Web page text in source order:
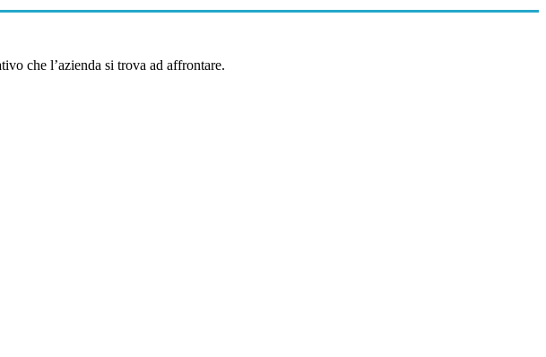
che l’azienda si trova ad affrontare.